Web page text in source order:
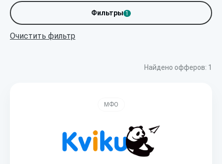
Фильтры 1
Очистить фильтр
Найдено офферов: 1
МФО